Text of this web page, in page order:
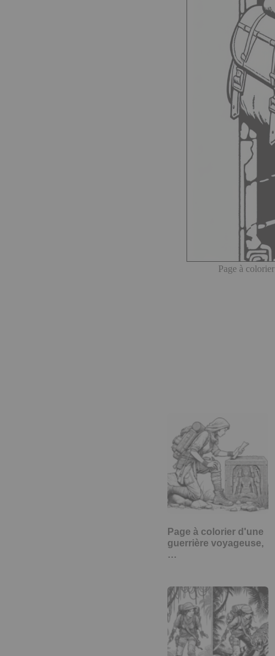
Page à
Page à colorier d'une
guerrière voyageuse,
…